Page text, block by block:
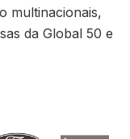
multinacionais,
da Global 50 e